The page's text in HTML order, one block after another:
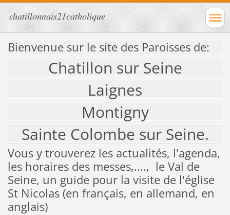
chatillonnais21catholique
Bienvenue sur le site des Paroisses de:
Chatillon sur Seine
Laignes
Montigny
Sainte Colombe sur Seine.
Vous y trouverez les actualités, l'agenda,
les horaires des messes,...., le Val de
Seine, un guide pour la visite de l'église
St Nicolas (en français, en allemand, en
anglais)